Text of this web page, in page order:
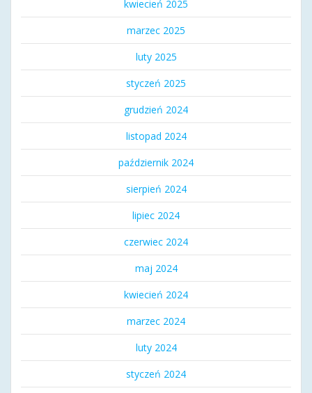
kwiecień 2025
marzec 2025
luty 2025
styczeń 2025
grudzień 2024
listopad 2024
październik 2024
sierpień 2024
lipiec 2024
czerwiec 2024
maj 2024
kwiecień 2024
marzec 2024
luty 2024
styczeń 2024